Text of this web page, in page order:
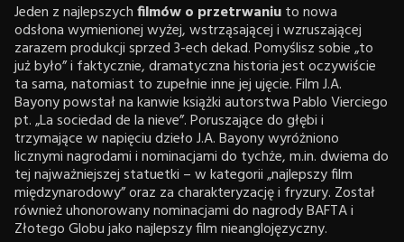
Jeden z najlepszychfilmów o przetrwaniuto nowa
odsłona wymienionej wyżej, wstrząsającej i wzruszającej
zarazem produkcji sprzed 3-ech dekad. Pomyślisz sobie „to
już było” i faktycznie, dramatyczna historia jest oczywiście
ta sama, natomiast to zupełnie inne jej ujęcie. Film J.A.
Bayony powstał na kanwie książki autorstwa Pablo Vierciego
pt. „La sociedad de la nieve”. Poruszające do głębi i
trzymające w napięciu dzieło J.A. Bayony wyróżniono
licznymi nagrodami i nominacjami do tychże, m.in. dwiema do
tej najważniejszej statuetki – w kategorii „najlepszy film
międzynarodowy” oraz za charakteryzację i fryzury. Został
również uhonorowany nominacjami do nagrody BAFTA i
Złotego Globu jako najlepszy film nieanglojęzyczny.